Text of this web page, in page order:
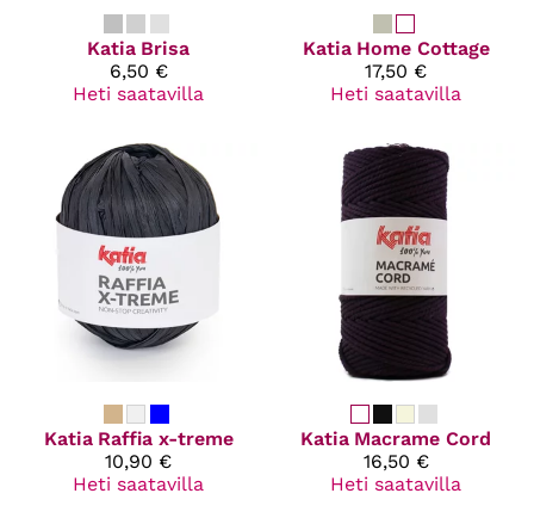
Katia Brisa
6,50 €
Heti saatavilla
Katia Home Cottage
17,50 €
Heti saatavilla
Katia Raffia x-treme
10,90 €
Heti saatavilla
Katia Macrame Cord
16,50 €
Heti saatavilla